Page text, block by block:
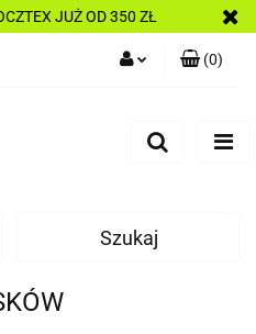
JUŻ OD 350 ZŁ
(0)
Szukaj